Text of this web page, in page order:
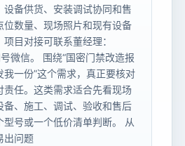
设备供货、安装调试协同和售
位数量、现场照片和现有设备
目对接可联系董经理：
微信。 围绕“国密门禁改造报
一份”这个需求，真正要核对
责任。这类需求适合先看现场
备、施工、调试、验收和售后
号或一个低价清单判断。 从
出问题